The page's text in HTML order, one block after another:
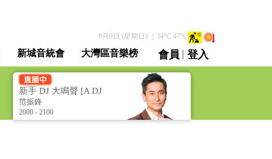
8月9日 (星期日)｜ 34°C 47%
新城音統會 大灣區音樂榜 會員 | 登入
直播 / 重溫
新手 DJ 大鳴聲 [A DJ
to be]
范振鋒
2000 - 2100